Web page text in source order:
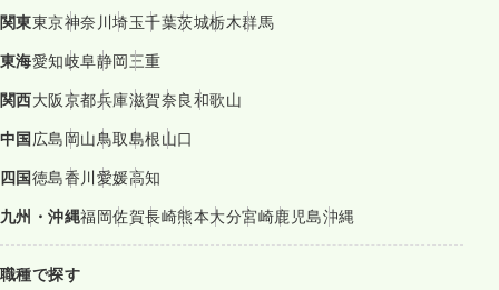
関東東京神奈川埼玉千葉茨城栃木群馬
東海愛知岐阜静岡三重
関西大阪京都兵庫滋賀奈良和歌山
中国広島岡山鳥取島根山口
四国徳島香川愛媛高知
九州・沖縄福岡佐賀長崎熊本大分宮崎鹿児島沖縄
職種で探す